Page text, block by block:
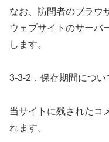
なお、訪問者のブラウ
ウェブサイトのサーバ
します。
3-3-2．保存期間につい
当サイトに残されたコ
れます。